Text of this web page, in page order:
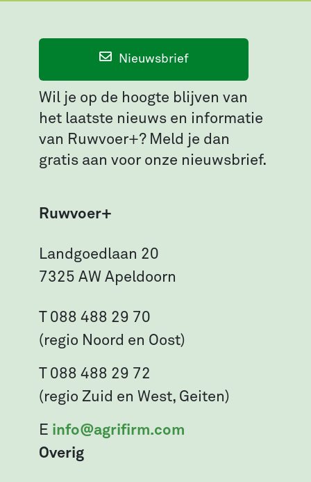
Nieuwsbrief
Wil je op de hoogte blijven van
het laatste nieuws en informatie
van Ruwvoer+? Meld je dan
gratis aan voor onze nieuwsbrief.
Ruwvoer+
Landgoedlaan 20
7325 AW Apeldoorn
T 088 488 29 70
(regio Noord en Oost)
T 088 488 29 72
(regio Zuid en West, Geiten)
E info@agrifirm.com
Overig